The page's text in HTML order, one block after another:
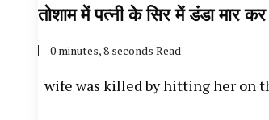
तोशाम में पत्नी के सिर में डंडा मार
0 minutes, 8 seconds Read
wife was killed by hitting her on